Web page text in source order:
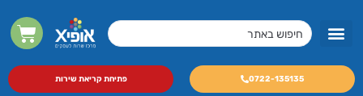
0722-135135 פתיחת קריאת שירות